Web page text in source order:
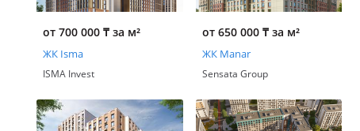
от 700 000 ₸ за м²
ЖК Isma
ISMA Invest
от 650 000 ₸за м²
ЖК Manar
Sensata Group